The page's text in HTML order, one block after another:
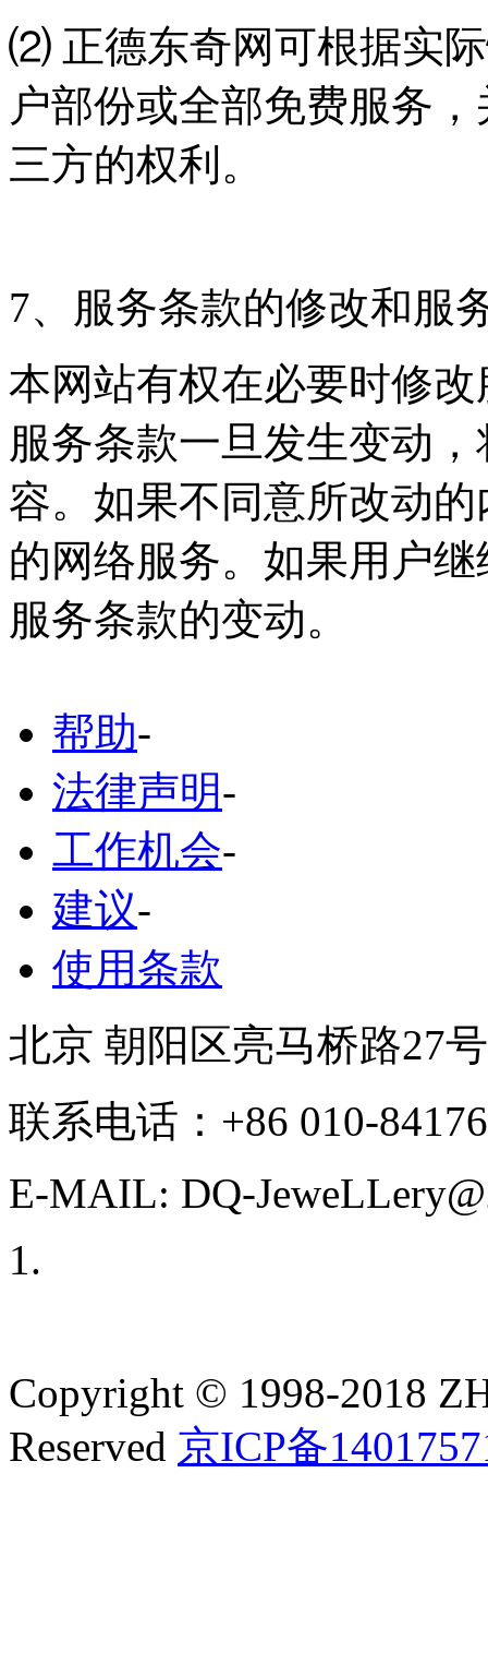
⑵ 正德东奇网可根据实
户部份或全部免费服务
三方的权利。
7、服务条款的修改和服
本网站有权在必要时修
服务条款一旦发生变动
容。如果不同意所改动
的网络服务。如果用户
服务条款的变动。
帮助-
法律声明-
工作机会-
建议-
使用条款
北京 朝阳区亮马桥路27
联系电话：+86 010-
E-MAIL: DQ-
Copyright © 1998-2018
Reserved 京ICP备